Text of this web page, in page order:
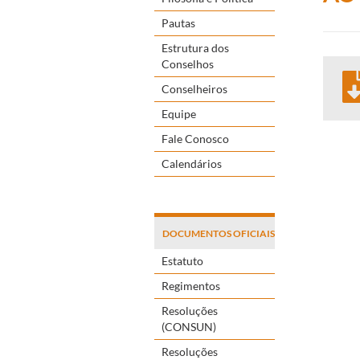
Pautas
Estrutura dos
Conselhos
Conselheiros
Equipe
Fale Conosco
Calendários
DOCUMENTOS OFICIAIS
Estatuto
Regimentos
Resoluções
(CONSUN)
Resoluções